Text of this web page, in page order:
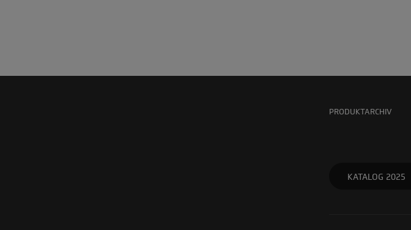
PRODUKTARCHIV
KATALOG 2025